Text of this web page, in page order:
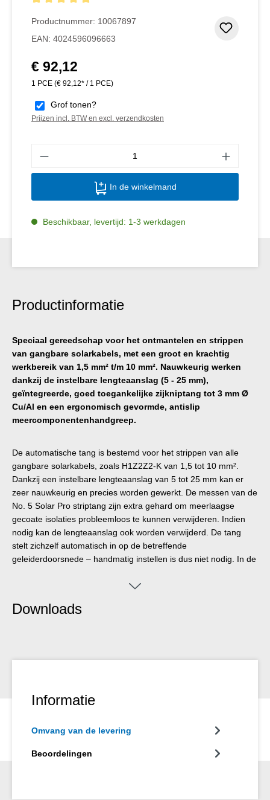
Productnummer: 10067897
EAN: 4024596096663
Normale prijs:
€ 92,12
1 PCE (€ 92,12* / 1 PCE)
Grof tonen?
Prijzen incl. BTW en excl. verzendkosten
In de winkelmand
Beschikbaar, levertijd: 1-3 werkdagen
Productinformatie
Speciaal gereedschap voor het ontmantelen en strippen
van gangbare solarkabels, met een groot en krachtig
werkbereik van 1,5 mm² t/m 10 mm². Nauwkeurig werken
dankzij de instelbare lengteaanslag (5 - 25 mm),
geïntegreerde, goed toegankelijke zijkniptang tot 3 mm Ø
Cu/Al en een ergonomisch gevormde, antislip
meercomponentenhandgreep.
De automatische tang is bestemd voor het strippen van alle
gangbare solarkabels, zoals H1Z2Z2-K van 1,5 tot 10 mm².
Dankzij een instelbare lengteaanslag van 5 tot 25 mm kan er
zeer nauwkeurig en precies worden gewerkt. De messen van de
No. 5 Solar Pro striptang zijn extra gehard om meerlaagse
gecoate isolaties probleemloos te kunnen verwijderen. Indien
nodig kan de lengteaanslag ook worden verwijderd. De tang
stelt zichzelf automatisch in op de betreffende
geleiderdoorsnede – handmatig instellen is dus niet nodig. In de
koperen en aluminium geleiders tot een diameter van drie
de tang ook worden gebruikt in moeilijk bereikbare
voorzien van een opschriftvlak om het gereedschap te
zo ruimtebesparend worden opgeborgen. Net als bij alle
messen verwisselbaar.
Downloads
Informatie
Omvang van de levering
Beoordelingen